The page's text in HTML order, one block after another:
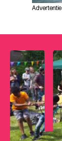
Advertentie